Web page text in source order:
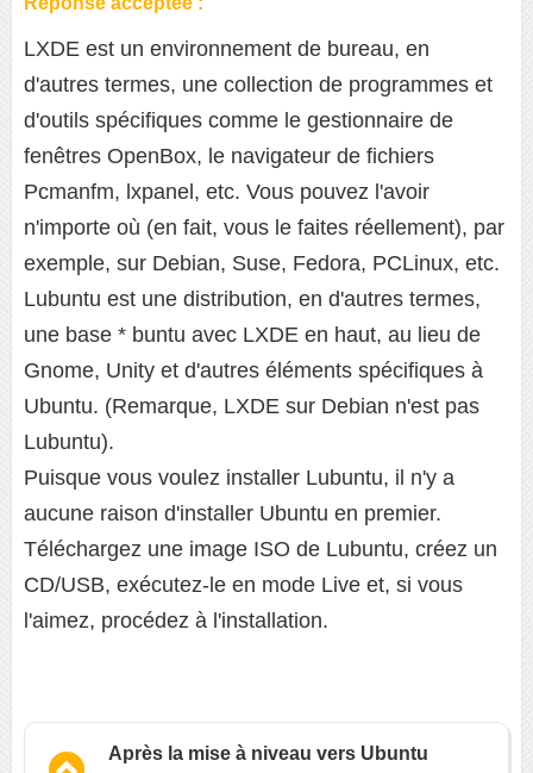
LXDE est un environnement de bureau, en
d'autres termes, une collection de programmes et
d'outils spécifiques comme le gestionnaire de
fenêtres OpenBox, le navigateur de fichiers
Pcmanfm, lxpanel, etc. Vous pouvez l'avoir
n'importe où (en fait, vous le faites réellement), par
exemple, sur Debian, Suse, Fedora, PCLinux, etc.
Lubuntu est une distribution, en d'autres termes,
une base * buntu avec LXDE en haut, au lieu de
Gnome, Unity et d'autres éléments spécifiques à
Ubuntu. (Remarque, LXDE sur Debian n'est pas
Lubuntu).
Puisque vous voulez installer Lubuntu, il n'y a
aucune raison d'installer Ubuntu en premier.
Téléchargez une image ISO de Lubuntu, créez un
CD/USB, exécutez-le en mode Live et, si vous
l'aimez, procédez à l'installation.
Après la mise à niveau vers Ubuntu